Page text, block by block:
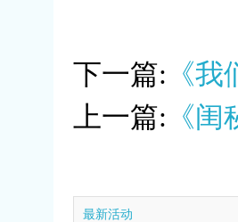
下一篇: 《
上一篇: 《
最新活动